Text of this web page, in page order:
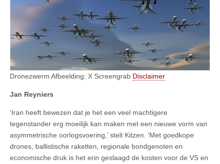
Dronezwerm Afbeelding: X Screengrab Disclaimer
Jan Reyniers
‘Iran heeft bewezen dat je het een veel machtigere
tegenstander erg moeilijk kan maken met een nieuwe vorm van
asymmetrische oorlogsvoering,’ stelt Kitzen. ‘Met goedkope
drones, ballistische raketten, regionale bondgenoten en
economische druk is het erin geslaagd de kosten voor de VS en